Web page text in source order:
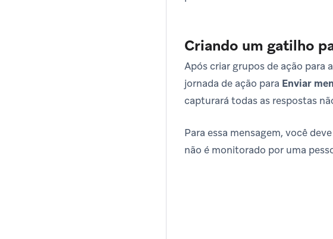
Criando um gatilho
Após criar grupos de ação para
jornada de ação para Enviar
capturará todas as respostas
Para essa mensagem, você
não é monitorado por uma